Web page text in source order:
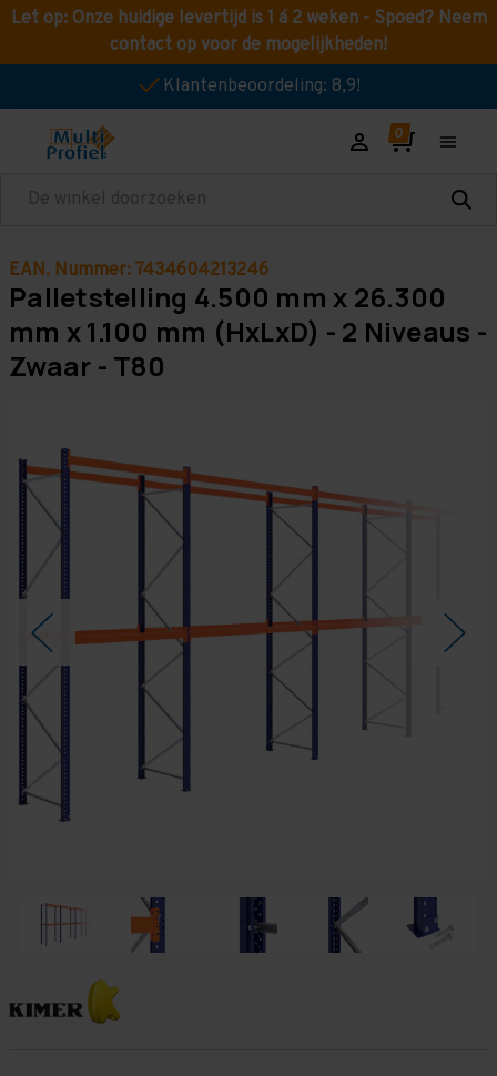
Let op: Onze huidige levertijd is 1 á 2 weken - Spoed? Neem
contact op voor de mogelijkheden!
Klantenbeoordeling: 8,9!
Zoeken
EAN. Nummer: 7434604213246
Palletstelling 4.500 mm x 26.300
mm x 1.100 mm (HxLxD) - 2 Niveaus -
Zwaar - T80